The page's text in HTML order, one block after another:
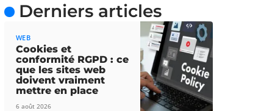
Derniers articles
WEB
Cookies et
conformité RGPD : ce
que les sites web
doivent vraiment
mettre en place
6 août 2026